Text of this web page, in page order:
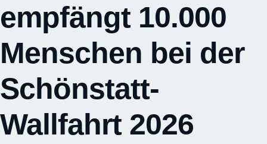
empfängt 10.000
Menschen bei der
Schönstatt-
Wallfahrt 2026